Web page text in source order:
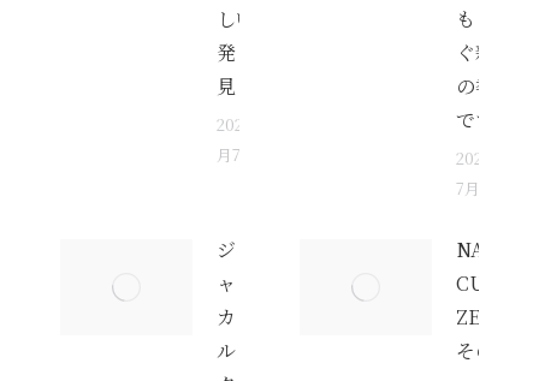
しい店
発
見！！
2026年8
月7日
もうす
ぐ新米
の季節
です
2026年
7月31日
ジ
ャ
カ
ル
NAGOMI
CUBE
ZEN
その後